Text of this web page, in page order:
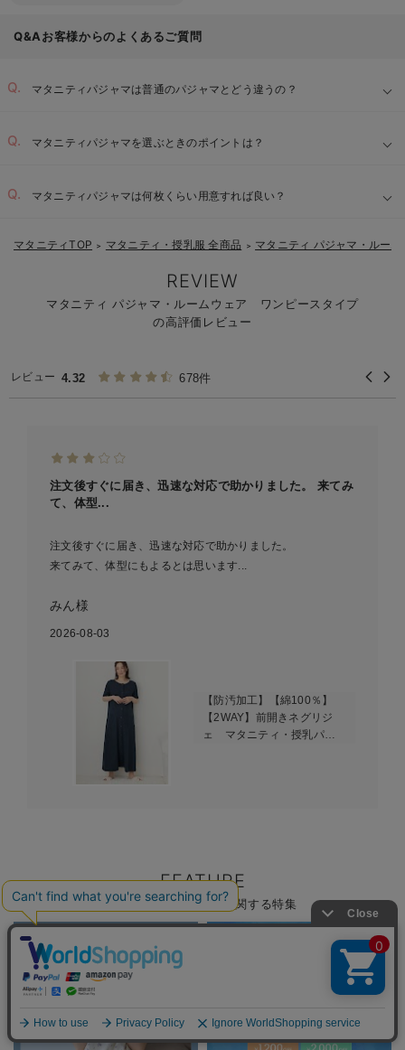
Q&Aお客様からのよくあるご質問
マタニティパジャマは普通のパジャマとどう違うの？
ゆったりとしたサイズと丈：
マタニティパジャマを選ぶときのポイントは？
マタニティパジャマは何枚くらい用意すれば良い？
マタニティTOP ＞ マタニティ・授乳服 全商品 ＞ マタニティ パジャマ・ルーム
REVIEW
マタニティ パジャマ・ルームウェア ワンピースタイプ
の高評価レビュー
レビュー 4.32 678件
注文後すぐに届き、迅速な対応で助かりました。 来てみ
て、体型...
注文後すぐに届き、迅速な対応で助かりました。
来てみて、体型にもよるとは思います...
みん様
2026-08-03
【防汚加工】【綿100％】
【2WAY】前開きネグリジ
ェ マタニティ・授乳パジ
FEATURE
マタニティ パジャマに関する特集